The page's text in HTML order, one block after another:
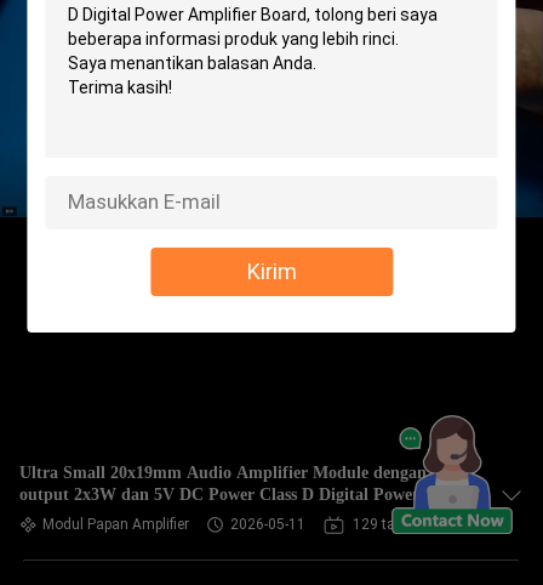
Kirim
Ultra Small 20x19mm Audio Amplifier Module dengan
output 2x3W dan 5V DC Power Class D Digital Power
Amplifier Board
Modul Papan Amplifier 2026-05-11 129 tampilan